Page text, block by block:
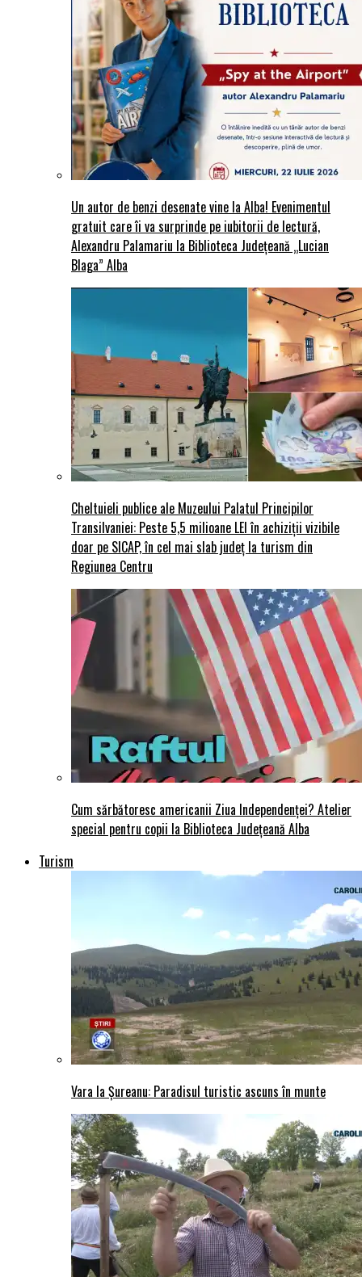
Un autor de benzi desenate vine la Alba! Evenimentul
gratuit care îi va surprinde pe iubitorii de lectură,
Alexandru Palamariu la Biblioteca Județeană „Lucian
Blaga” Alba
Cheltuieli publice ale Muzeului Palatul Principilor
Transilvaniei: Peste 5,5 milioane LEI în achiziții vizibile
doar pe SICAP, în cel mai slab județ la turism din
Regiunea Centru
Cum sărbătoresc americanii Ziua Independenței? Atelier
special pentru copii la Biblioteca Județeană Alba
Turism
Vara la Șureanu: Paradisul turistic ascuns în munte